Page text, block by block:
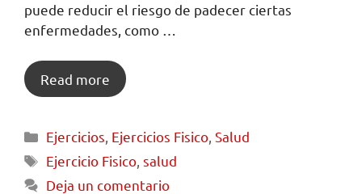
puede reducir el riesgo de padecer ciertas
enfermedades, como …
Read more
Ejercicios Ejercicios Fisico ,Salud
Ejercicio Fisico ,salud
Deja un comentario